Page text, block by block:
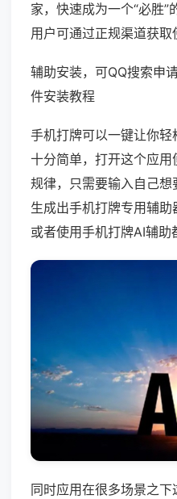
家，快速成为一个“必胜
用户可通过正规渠道获取
辅助安装，可QQ搜索申
件安装教程
手机打牌可以一键让你轻
十分简单，打开这个应
规律，只需要输入自己
生成出手机打牌专用辅
或者使用手机打牌AI辅助
同时应用在很多场景之